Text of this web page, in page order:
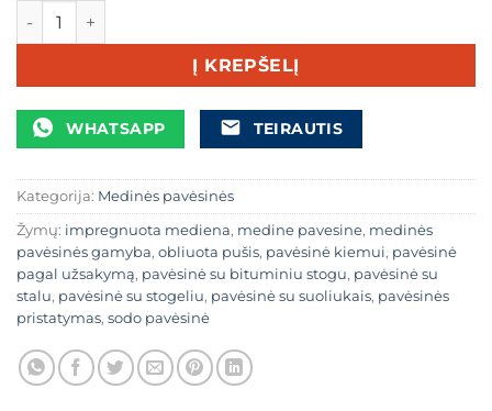
produkto kiekis: Medinė pavėsinė su stalu ir suoliukais –
Į KREPŠELĮ
WHATSAPP TEIRAUTIS
Kategorija: Medinės pavėsinės
Žymų: impregnuota mediena, medine pavesine, medinės
pavėsinės gamyba, obliuota pušis, pavėsinė kiemui, pavėsinė
pagal užsakymą, pavėsinė su bituminiu stogu, pavėsinė su
stalu, pavėsinė su stogeliu, pavėsinė su suoliukais, pavėsinės
pristatymas, sodo pavėsinė